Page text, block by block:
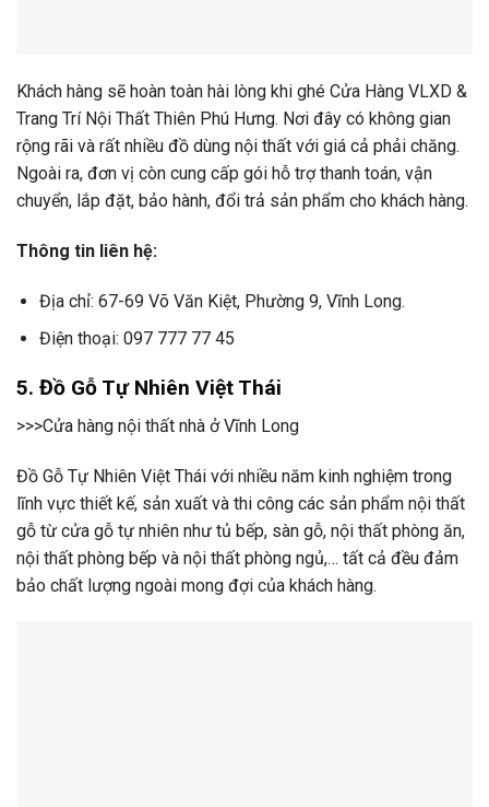
Khách hàng sẽ hoàn toàn hài lòng khi ghé Cửa Hàng VLXD &
Trang Trí Nội Thất Thiên Phú Hưng. Nơi đây có không gian
rộng rãi và rất nhiều đồ dùng nội thất với giá cả phải chăng.
Ngoài ra, đơn vị còn cung cấp gói hỗ trợ thanh toán, vận
chuyển, lắp đặt, bảo hành, đổi trả sản phẩm cho khách hàng.
Thông tin liên hệ:
Địa chỉ: 67-69 Võ Văn Kiệt, Phường 9, Vĩnh Long.
Điện thoại: 097 777 77 45
5. Đồ Gỗ Tự Nhiên Việt Thái
>>>Cửa hàng nội thất nhà ở Vĩnh Long
Đồ Gỗ Tự Nhiên Việt Thái với nhiều năm kinh nghiệm trong
lĩnh vực thiết kế, sản xuất và thi công các sản phẩm nội thất
gỗ từ cửa gỗ tự nhiên như tủ bếp, sàn gỗ, nội thất phòng ăn,
nội thất phòng bếp và nội thất phòng ngủ,… tất cả đều đảm
bảo chất lượng ngoài mong đợi của khách hàng.